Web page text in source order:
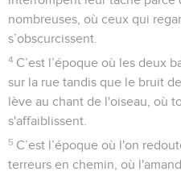
nombreuses, où ceux qui
s’obscurcissent.
4 C’est l’époque où les deux
sur la rue tandis que le bruit
lève au chant de l'oiseau, où
s'affaiblissent.
5 C’est l’époque où l'on
terreurs en chemin, où